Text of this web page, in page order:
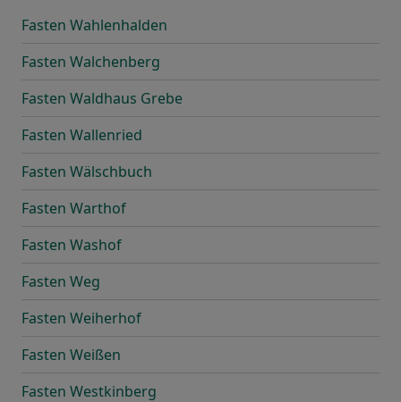
Fasten Wahlenhalden
Fasten Walchenberg
Fasten Waldhaus Grebe
Fasten Wallenried
Fasten Wälschbuch
Fasten Warthof
Fasten Washof
Fasten Weg
Fasten Weiherhof
Fasten Weißen
Fasten Westkinberg